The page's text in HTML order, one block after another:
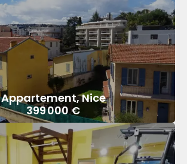
Appartement, Nice
399 000 €